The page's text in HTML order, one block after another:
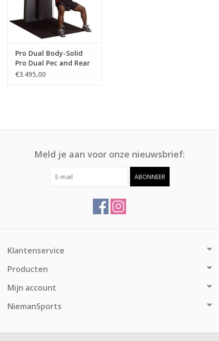
Pro Dual Body-Solid
Pro Dual Pec and Rear
Delt Machine DPEC-SF
€3.495,00
Meld je aan voor onze nieuwsbrief:
ABONNEER
Klantenservice
Producten
Mijn account
NiemanSports